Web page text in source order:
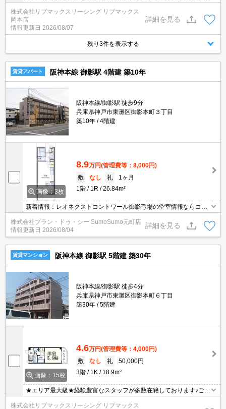
望がありましたらお申し付けください！初期費用クレジット支払可
能！オンライン内覧・オンライン契約等弊社に一度も来店せずとも
問題ありません♪弊社ではネットに掲載されている物件も全てご紹介
可能になりますので気になる物件は全て申し付けください★
株式会社リブマックスリーシング リブマックス
岡本店
情報更新日 2026/08/07
詳細を見る
残り3件を表示する
賃貸アパート 阪神本線 御影駅 4階建 築10年
阪神本線/御影駅 徒歩9分
兵庫県神戸市東灘区御影本町３丁目
築10年
4階建
画像：3枚
8.9万円(管理費等：8,000円)
敷
なし 礼
1ヶ月
1階
1R 26.84m²
新着情報：レオネクストコントワール御影弓場の空室情報ならコチ
ラ。徒歩3分のところに御影浜中郵便局があります。収納はシュー
ズボックス・クロゼットなど豊富なので、広々と空間を利用するこ
とも可能です。2口コンロが付いているので、忙しい朝でも短い時
間で一気に料理ができます。
株式会社プラン・ドゥ・シー SumoSumo元町店
情報更新日 2026/08/04
詳細を見る
賃貸マンション 阪神本線 御影駅 5階建 築30年
阪神本線/御影駅 徒歩4分
兵庫県神戸市東灘区御影本町６丁目
築30年
5階建
画像：15枚
4.6万円(管理費等：4,000円)
敷
なし 礼
50,000円
3階
1K 18.9m²
★エリア最大級★経験豊富なスタッフが多数在籍しております♪ご要
望がありましたらお申し付けください！初期費用クレジット支払可
能！オンライン内覧・オンライン契約等弊社に一度も来店せずとも
株式会社リブマックスリーシング リブマックス